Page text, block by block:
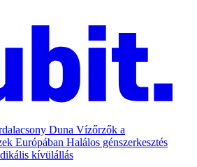
Duna Vízőrzők a
Európában Halálos génszerkesztés
kívülállás